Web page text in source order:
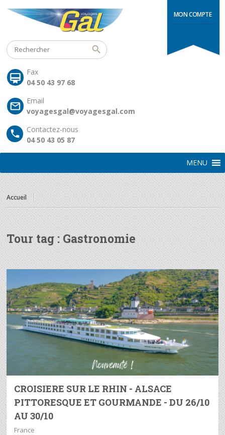
MON COMPTE
Fax
04 50 43 97 68
Email
voyagesgal@voyagesgal.com
Contactez-nous
04 50 43 05 87
MENU
Accueil
Tour tag :Gastronomie
CROISIERE SUR LE RHIN - ALSACE
PITTORESQUE ET GOURMANDE - DU 26/10
AU 30/10
France